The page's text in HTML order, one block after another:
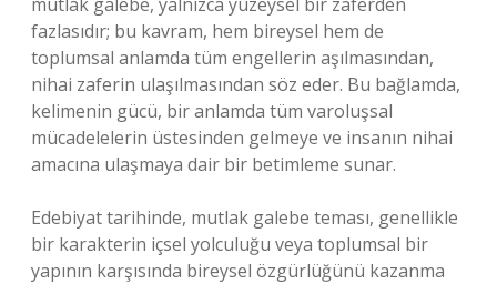
fazlasıdır; bu kavram, hem bireysel hem de
toplumsal anlamda tüm engellerin aşılmasından,
nihai zaferin ulaşılmasından söz eder. Bu bağlamda,
kelimenin gücü, bir anlamda tüm varoluşsal
mücadelelerin üstesinden gelmeye ve insanın nihai
amacına ulaşmaya dair bir betimleme sunar.
Edebiyat tarihinde, mutlak galebe teması, genellikle
bir karakterin içsel yolculuğu veya toplumsal bir
yapının karşısında bireysel özgürlüğünü kazanma